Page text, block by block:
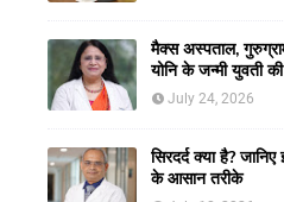
मैक्स अस्पताल,
योनि के जन्मी युवती
July 24, 2026
सिरदर्द क्या है?
के आसान तरीके